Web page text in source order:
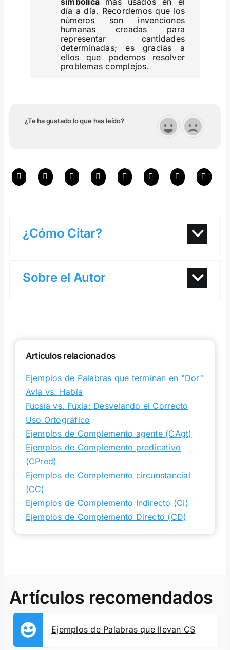
día a día. Recordemos que los
números son invenciones
humanas creadas para
representar cantidades
determinadas; es gracias a
ellos que podemos resolver
problemas complejos.
¿Te ha gustado lo que has leído?
¿Cómo Citar?
Sobre el Autor
Articulos relacionados
Ejemplos de Palabras que terminan en "Dor"
Avía vs. Había
Fucsia vs. Fuxia: Desvelando el Correcto
Uso Ortográfico
Ejemplos de Complemento agente (CAgt)
Ejemplos de Complemento predicativo
(CPred)
Ejemplos de Complemento circunstancial
(CC)
Ejemplos de Complemento Indirecto (CI)
Ejemplos de Complemento Directo (CD)
Artículos recomendados
Ejemplos de Palabras que llevan CS